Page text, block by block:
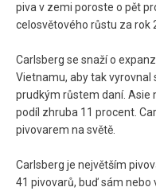
piva v zemi poroste o pět
celosvětového růstu za rok
Carlsberg se snaží o
Vietnamu, aby tak vyrovnal
prudkým růstem daní. Asie
podíl zhruba 11 procent.
pivovarem na světě.
Carlsberg je největším
41 pivovarů, buď sám